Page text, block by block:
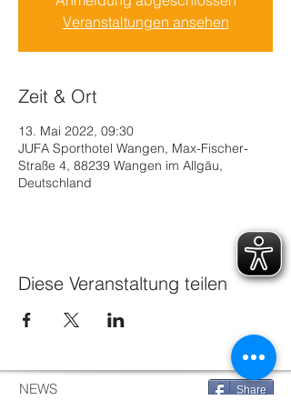
Veranstaltungen ansehen
Zeit & Ort
13. Mai 2022, 09:30
JUFA Sporthotel Wangen, Max-Fischer-
Straße 4, 88239 Wangen im Allgäu,
Deutschland
Diese Veranstaltung teilen
NEWS Share